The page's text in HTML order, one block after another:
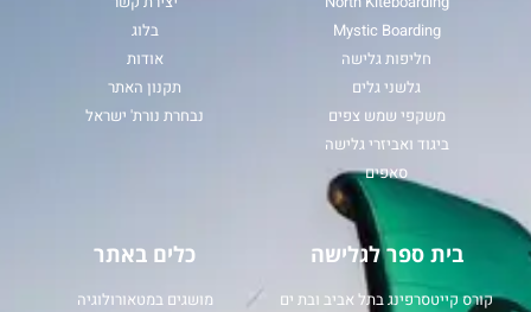
Mystic Boarding
חליפות גלישה
גלשני גלים
משקפי שמש צפים
ביגוד ואביזרי גלישה
סאפים
בלוג
אודות
תקנון האתר
נבחרת נורת' ישראל
בית ספר לגלישה
קורס קייטסרפינג בתל אביב ובת ים
כלים באתר
מושגים במטאורולוגיה